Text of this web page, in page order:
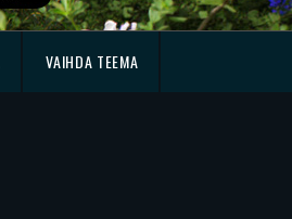
VAIHDA TEEMA